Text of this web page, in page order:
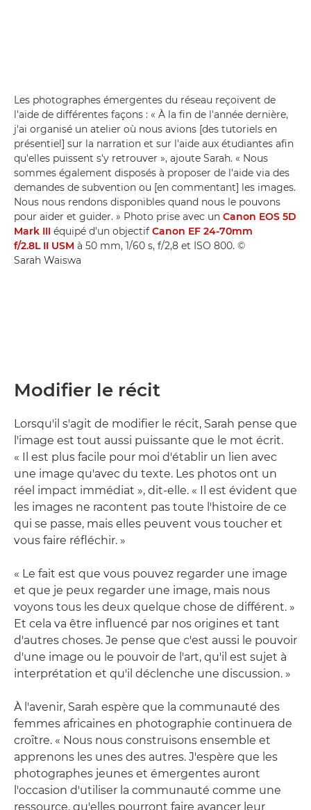
Les photographes émergentes du réseau reçoivent de
l'aide de différentes façons : « À la fin de l'année dernière,
j'ai organisé un atelier où nous avions [des tutoriels en
présentiel] sur la narration et sur l'aide aux étudiantes afin
qu'elles puissent s'y retrouver », ajoute Sarah. « Nous
sommes également disposés à proposer de l'aide via des
demandes de subvention ou [en commentant] les images.
Nous nous rendons disponibles quand nous le pouvons
pour aider et guider. » Photo prise avec un Canon EOS 5D
Mark III équipé d'un objectif Canon EF 24-70mm
f/2.8L II USM à 50 mm, 1/60 s, f/2,8 et ISO 800. ©
Sarah Waiswa
Modifier le récit
Lorsqu'il s'agit de modifier le récit, Sarah pense que
l'image est tout aussi puissante que le mot écrit.
« Il est plus facile pour moi d'établir un lien avec
une image qu'avec du texte. Les photos ont un
réel impact immédiat », dit-elle. « Il est évident que
les images ne racontent pas toute l'histoire de ce
qui se passe, mais elles peuvent vous toucher et
vous faire réfléchir. »
« Le fait est que vous pouvez regarder une image
et que je peux regarder une image, mais nous
voyons tous les deux quelque chose de différent. »
Et cela va être influencé par nos origines et tant
d'autres choses. Je pense que c'est aussi le pouvoir
d'une image ou le pouvoir de l'art, qu'il est sujet à
interprétation et qu'il déclenche une discussion. »
À l'avenir, Sarah espère que la communauté des
femmes africaines en photographie continuera de
croître. « Nous nous construisons ensemble et
apprenons les unes des autres. J'espère que les
photographes jeunes et émergentes auront
l'occasion d'utiliser la communauté comme une
ressource, qu'elles pourront faire avancer leur